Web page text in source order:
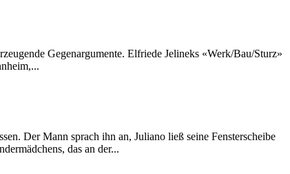
Gegenargumente. Elfriede Jelineks «Werk/Bau/Sturz»
Der Mann sprach ihn an, Juliano ließ seine Fensterscheibe
das an der...